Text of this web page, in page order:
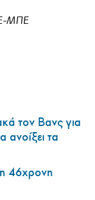
ΜΠΕ
τον Βανς για
ανοίξει τα
46χρονη